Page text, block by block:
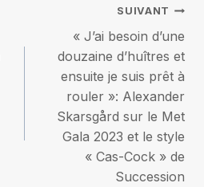
SUIVANT
« J’ai besoin d’une
douzaine d’huîtres et
ensuite je suis prêt à
rouler »: Alexander
Skarsgård sur le Met
Gala 2023 et le style
« Cas-Cock » de
Succession